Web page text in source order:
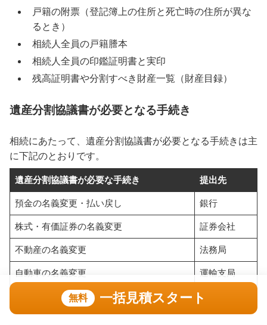
戸籍の附票（登記簿上の住所と死亡時の住所が異な
るとき）
相続人全員の戸籍謄本
相続人全員の印鑑証明書と実印
残高証明書や分割すべき財産一覧（財産目録）
遺産分割協議書が必要となる手続き
相続にあたって、遺産分割協議書が必要となる手続きは主
に下記のとおりです。
遺産分割協議書が必要な手続き 提出先
預金の名義変更・払い戻し 銀行
株式・有価証券の名義変更 証券会社
不動産の名義変更 法務局
自動車の名義変更 運輸支局
相続税の申告 税務署
無料 一括見積スタート